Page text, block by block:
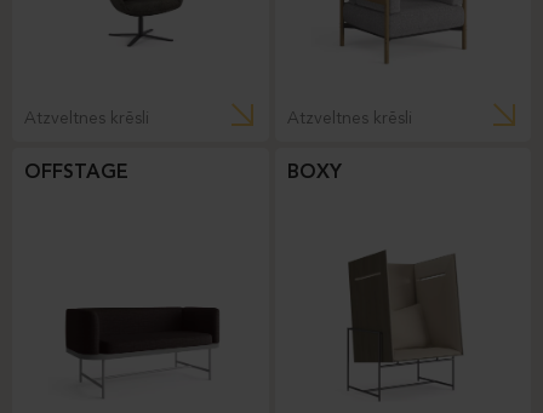
Atzveltnes krēsli Atzveltnes krēsli
OFFSTAGE BOXY